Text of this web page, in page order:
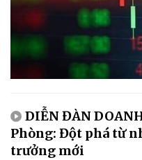
DIỄN ĐÀN
Phòng: Đột phá từ
trưởng mới